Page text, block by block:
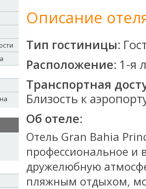
Описание
Тип гостиницы:
Расположение: 1-я
Транспортная
Близость к
Об отеле:
Отель Gran Bahia
профессиональное и
дружелюбную
пляжным отдыхом,